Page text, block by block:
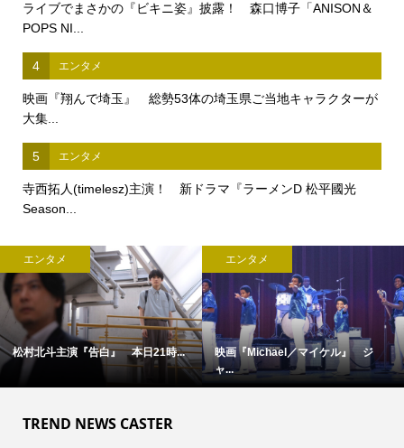
ライブでまさかの『ビキニ姿』披露！ 森口博子「ANISON＆
POPS NI...
4 エンタメ
映画『翔んで埼玉』 総勢53体の埼玉県ご当地キャラクターが
大集...
5 エンタメ
寺西拓人(timelesz)主演！ 新ドラマ『ラーメンD 松平國光
Season...
エンタメ
松村北斗主演『告白』 本日21時...
エンタメ
映画『Michael／マイケル』 ジ
ャ...
TREND NEWS CASTER